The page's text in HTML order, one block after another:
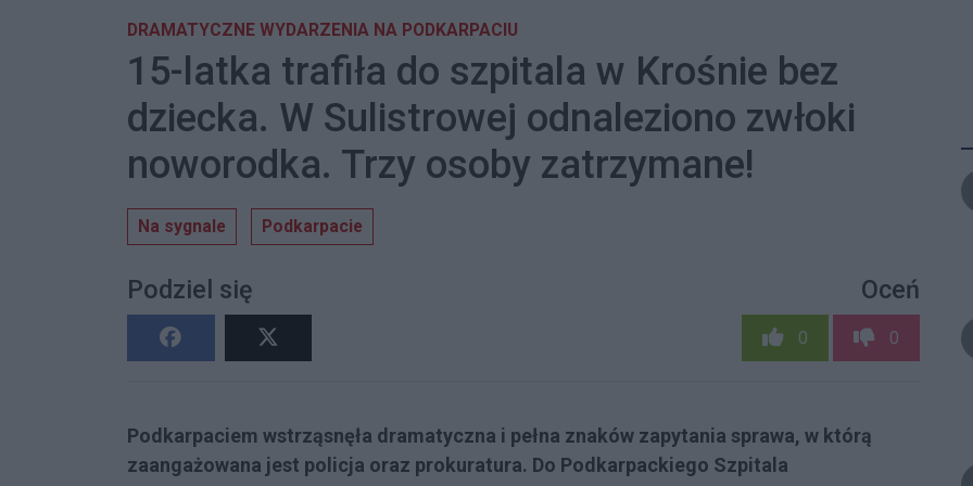
DRAMATYCZNE WYDARZENIA NA PODKARPACIU
15-latka trafiła do szpitala w Krośnie bez
dziecka. W Sulistrowej odnaleziono zwłoki
noworodka. Trzy osoby zatrzymane!
Na sygnale Podkarpacie
Podziel się Oceń
0 0
Podkarpaciem wstrząsnęła dramatyczna i pełna znaków zapytania sprawa, w którą
zaangażowana jest policja oraz prokuratura. Do Podkarpackiego Szpitala